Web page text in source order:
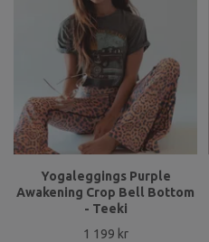
Yogaleggings Purple
Awakening Crop Bell Bottom
- Teeki
1 199 kr